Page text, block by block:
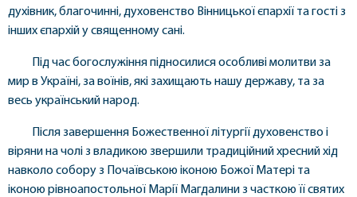
духівник, благочинні, духовенство Вінницької єпархії та гості з
інших єпархій у священному сані.
Під час богослужіння підносилися особливі молитви за
мир в Україні, за воїнів, які захищають нашу державу, та за
весь український народ.
Після завершення Божественної літургії духовенство і
віряни на чолі з владикою звершили традиційний хресний хід
навколо собору з Почаївською іконою Божої Матері та
іконою рівноапостольної Марії Магдалини з часткою її святих